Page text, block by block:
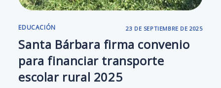
EDUCACIÓN
Santa Bárbara firma convenio
para financiar transporte
escolar rural 2025
23 DE SEPTIEMBRE DE 2025